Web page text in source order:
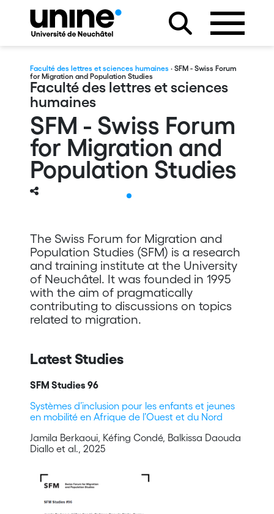
Faculté des lettres et sciences humaines · SFM - Swiss Forum
for Migration and Population Studies
Faculté des lettres et sciences
humaines
SFM - Swiss Forum
for Migration and
Population Studies
Teaching
The Swiss Forum for Migration and
Population Studies (SFM) is a research
and training institute at the University
of Neuchâtel. It was founded in 1995
with the aim of pragmatically
contributing to discussions on topics
related to migration.
Latest Studies
SFM Studies 96
Systèmes d’inclusion pour les enfants et jeunes
en mobilité en Afrique de l’Ouest et du Nord
Jamila Berkaoui, Kéfing Condé, Balkissa Daouda
Diallo et al., 2025